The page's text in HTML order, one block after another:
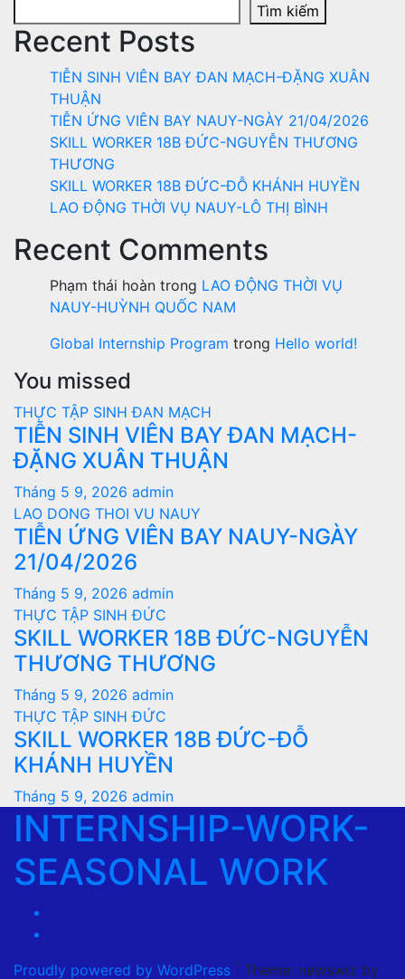
Tìm kiếm
Recent Posts
TIỄN SINH VIÊN BAY ĐAN MẠCH-ĐẶNG XUÂN
THUẬN
TIỄN ỨNG VIÊN BAY NAUY-NGÀY 21/04/2026
SKILL WORKER 18B ĐỨC-NGUYỄN THƯƠNG
THƯƠNG
SKILL WORKER 18B ĐỨC-ĐỖ KHÁNH HUYỀN
LAO ĐỘNG THỜI VỤ NAUY-LÔ THỊ BÌNH
Recent Comments
Phạm thái hoàn trong LAO ĐỘNG THỜI VỤ
NAUY-HUỲNH QUỐC NAM
Global Internship Program trong Hello world!
You missed
THỰC TẬP SINH ĐAN MẠCH
TIỄN SINH VIÊN BAY ĐAN MẠCH-
ĐẶNG XUÂN THUẬN
Tháng 5 9, 2026 admin
LAO DONG THOI VU NAUY
TIỄN ỨNG VIÊN BAY NAUY-NGÀY
21/04/2026
Tháng 5 9, 2026 admin
THỰC TẬP SINH ĐỨC
SKILL WORKER 18B ĐỨC-NGUYỄN
THƯƠNG THƯƠNG
Tháng 5 9, 2026 admin
THỰC TẬP SINH ĐỨC
SKILL WORKER 18B ĐỨC-ĐỖ
KHÁNH HUYỀN
Tháng 5 9, 2026 admin
INTERNSHIP-WORK-
SEASONAL WORK
Proudly powered by WordPress Theme: newswiz by